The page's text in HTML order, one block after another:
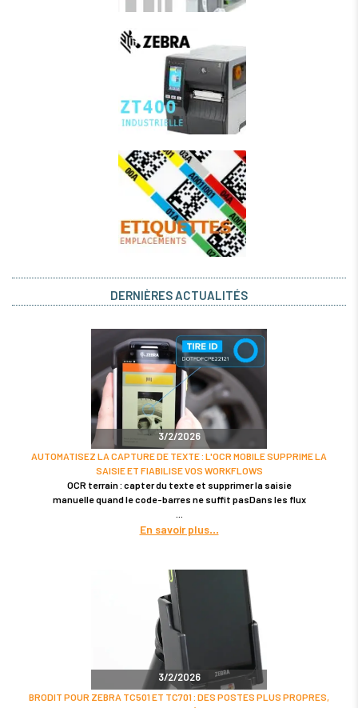
DERNIÈRES ACTUALITÉS
3/2/2026
AUTOMATISEZ LA CAPTURE DE TEXTE : L'OCR MOBILE SUPPRIME LA
SAISIE ET FIABILISE VOS WORKFLOWS
OCR terrain : capter du texte et supprimer la saisie
manuelle quand le code-barres ne suffit pasDans les flux
En savoir plus
3/2/2026
BRODIT POUR ZEBRA TC501 ET TC701 : DES POSTES PLUS PROPRES,